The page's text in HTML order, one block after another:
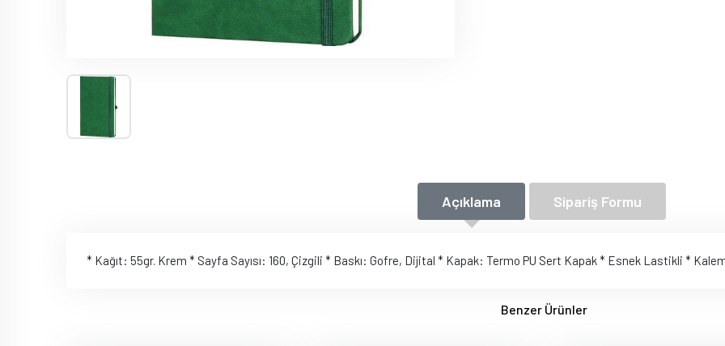
Açıklama Sipariş Formu
* Kağıt: 55gr. Krem * Sayfa Sayısı: 160, Çizgili * Baskı: Gofre, Dijital * Kapak: Termo PU Sert Kapak * Esnek Lastikli *
Benzer Ürünler